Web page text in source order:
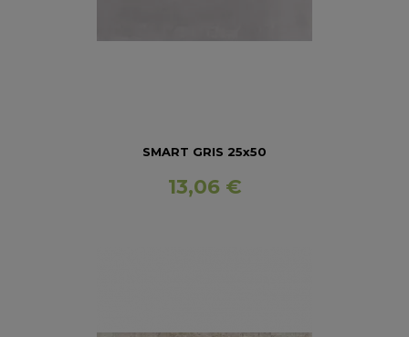
SMART GRIS 25x50
13,06 €